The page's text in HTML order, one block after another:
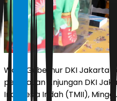
Wakil Gubernur DKI Jakarta
peninjauan Anjungan DKI
Indonesia Indah (TMII),